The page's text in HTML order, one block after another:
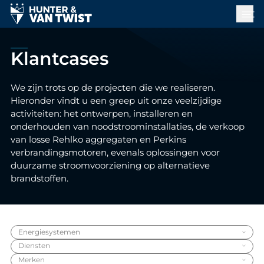
Klantcases
We zijn trots op de projecten die we realiseren.
Hieronder vindt u een greep uit onze veelzijdige
activiteiten: het ontwerpen, installeren en
onderhouden van noodstroominstallaties, de verkoop
van losse Rehlko aggregaten en Perkins
verbrandingsmotoren, evenals oplossingen voor
duurzame stroomvoorziening op alternatieve
brandstoffen.
Energiesystemen
expand_more
Diensten
expand_more
Merken
expand_more